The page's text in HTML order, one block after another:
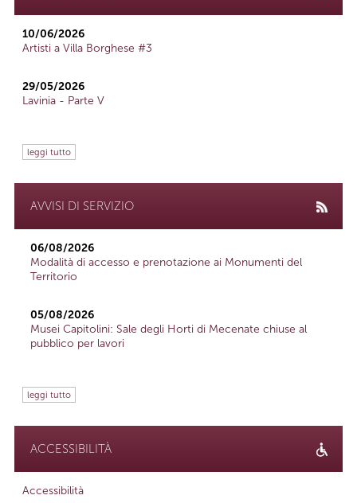
10/06/2026
Artisti a Villa Borghese #3
29/05/2026
Lavinia - Parte V
leggi tutto
AVVISI DI SERVIZIO
06/08/2026
Modalità di accesso e prenotazione ai Monumenti del
Territorio
05/08/2026
Musei Capitolini: Sale degli Horti di Mecenate chiuse al
pubblico per lavori
leggi tutto
ACCESSIBILITÀ
Accessibilità